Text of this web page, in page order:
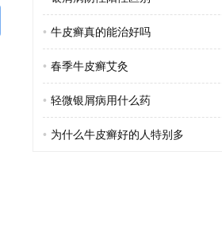
• 牛皮癣真的能治好吗
• 春季牛皮癣艾灸
• 轻微银屑病用什么药
• 为什么牛皮癣好的人特别多